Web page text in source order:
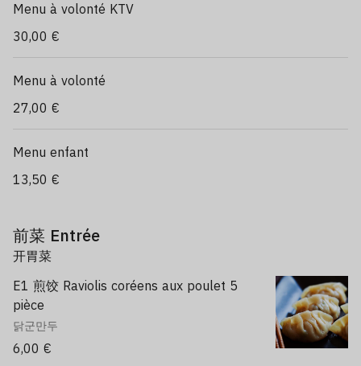
Menu à volonté KTV
30,00 €
Menu à volonté
27,00 €
Menu enfant
13,50 €
前菜 Entrée
开胃菜
E1 煎饺 Raviolis coréens aux poulet 5
pièce
닭군만두
6,00 €